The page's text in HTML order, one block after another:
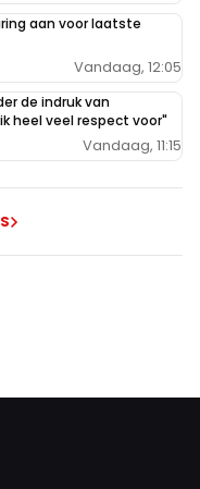
aan voor laatste
Vandaag, 12:05
de indruk van
heel veel respect voor"
Vandaag, 11:15